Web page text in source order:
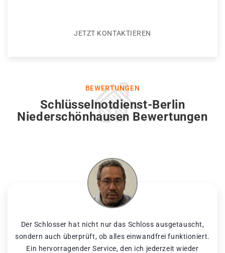
JETZT KONTAKTIEREN
BEWERTUNGEN
Schlüsselnotdienst-Berlin
Niederschönhausen Bewertungen
Der Schlosser hat nicht nur das Schloss ausgetauscht,
sondern auch überprüft, ob alles einwandfrei funktioniert.
Ein hervorragender Service, den ich jederzeit wieder